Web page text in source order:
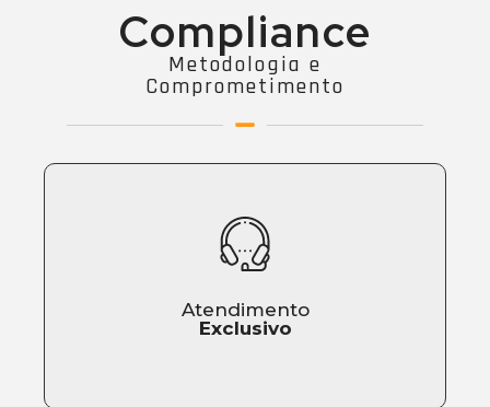
Compliance
Metodologia e
Comprometimento
Atendimento
Exclusivo